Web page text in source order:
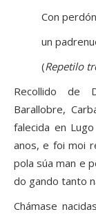
Con
un
(Repetilo
Recollido de
Barallobre,
falecida en
anos, e foi moi
pola súa man e
do gando tanto
Chámase